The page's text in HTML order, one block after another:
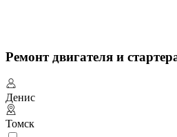
Ремонт двигателя и
Денис
Томск